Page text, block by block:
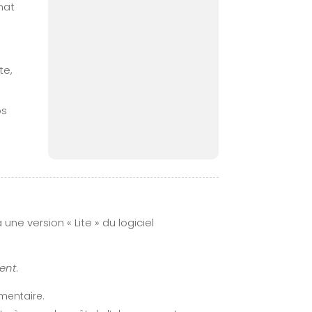
version « Lite » du logiciel
.